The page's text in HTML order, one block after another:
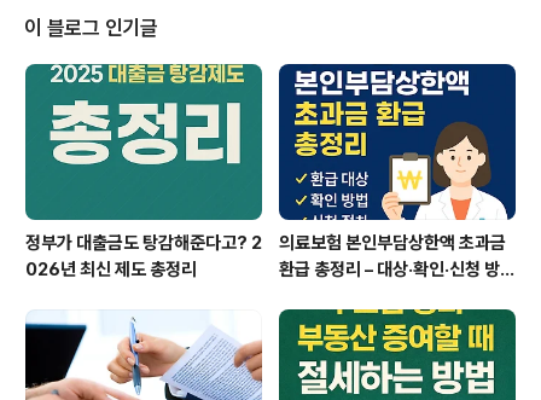
년 초, 제가 살던 아파트를 전세로 내놓을 때 중개보수가 3
00만 원이 넘게 나올 상황이었어요.“이걸 내가 직접 하면
어떨까?” 하는 마음으로 발품을 팔기 시작했습니다.결론부
터 말하면, 준비만 철저히 하면 중개수수료를 아끼면서도
안전하게 거래할 수 있습니다.공인중개사 없이 집 내놓는
기본 단계(1) 시세 파악가장..
이 블로그 인기글
정부가 대출금도 탕감해준다고? 2
026년 최신 제도 총정리
의료보험 본인부담상한액 초과금
환급 총정리 – 대상·확인·신청 방법